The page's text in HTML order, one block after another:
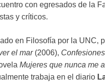
con egresados de la
y críticos.
en Filosofía por la UNC,
el mar(2006),
Mujeres que nunca me
trabaja en el diario